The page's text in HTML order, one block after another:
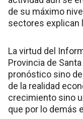
de su máximo
sectores explican
La virtud del
Provincia de
pronóstico sino
de la realidad
crecimiento sino
que por lo demás